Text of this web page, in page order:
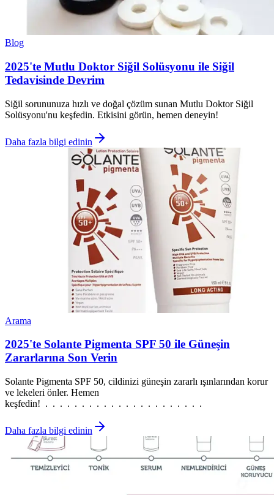
Blog
2025'te Mutlu Doktor Siğil Solüsyonu ile Siğil
Tedavisinde Devrim
Siğil sorununuza hızlı ve doğal çözüm sunan Mutlu Doktor Siğil
Solüsyonu'nu keşfedin. Etkisini görün, hemen deneyin!
Daha fazla bilgi edinin
Arama
2025'te Solante Pigmenta SPF 50 ile Güneşin
Zararlarına Son Verin
Solante Pigmenta SPF 50, cildinizi güneşin zararlı ışınlarından korur
ve lekeleri önler. Hemen
keşfedin! . . . . . . . . . . . . . . . . . . . . . .
Daha fazla bilgi edinin